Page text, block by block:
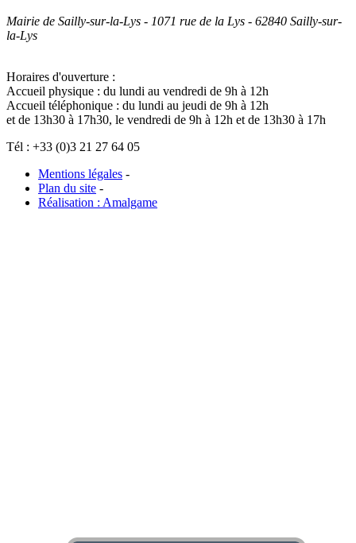
Mairie de Sailly-sur-la-Lys - 1071 rue de la Lys - 62840 Sailly-sur-
la-Lys
Horaires d'ouverture :
Accueil physique : du lundi au vendredi de 9h à 12h
Accueil téléphonique : du lundi au jeudi de 9h à 12h
et de 13h30 à 17h30, le vendredi de 9h à 12h et de 13h30 à 17h
Tél : +33 (0)3 21 27 64 05
Mentions légales -
Plan du site -
Réalisation : Amalgame